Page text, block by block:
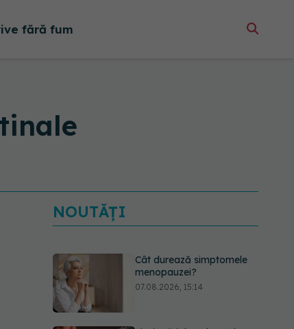
fără fum
NOUTĂȚI
Cât durează simptomele
menopauzei?
07.08.2026, 15:14